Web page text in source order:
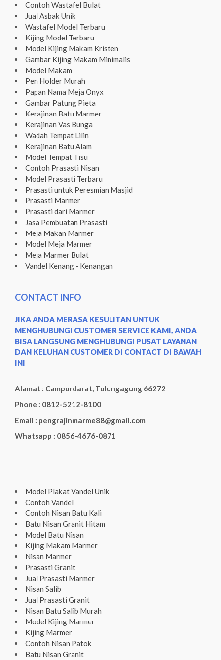
Contoh Wastafel Bulat
Jual Asbak Unik
Wastafel Model Terbaru
Kijing Model Terbaru
Model Kijing Makam Kristen
Gambar Kijing Makam Minimalis
Model Makam
Pen Holder Murah
Papan Nama Meja Onyx
Gambar Patung Pieta
Kerajinan Batu Marmer
Kerajinan Vas Bunga
Wadah Tempat Lilin
Kerajinan Batu Alam
Model Tempat Tisu
Contoh Prasasti Nisan
Model Prasasti Terbaru
Prasasti untuk Peresmian Masjid
Prasasti Marmer
Prasasti dari Marmer
Jasa Pembuatan Prasasti
Meja Makan Marmer
Model Meja Marmer
Meja Marmer Bulat
Vandel Kenang - Kenangan
CONTACT INFO
JIKA ANDA MERASA KESULITAN UNTUK
MENGHUBUNGI CUSTOMER SERVICE KAMI, ANDA
BISA LANGSUNG MENGHUBUNGI PUSAT LAYANAN
DAN KELUHAN CUSTOMER DI CONTACT DI BAWAH
INI
Alamat : Campurdarat, Tulungagung 66272
Phone : 0812-5212-8100
Email : pengrajinmarme88@gmail.com
Whatsapp : 0856-4676-0871
Model Plakat Vandel Unik
Contoh Vandel
Contoh Nisan Batu Kali
Batu Nisan Granit Hitam
Model Batu Nisan
Kijing Makam Marmer
Nisan Marmer
Prasasti Granit
Jual Prasasti Marmer
Nisan Salib
Jual Prasasti Granit
Nisan Batu Salib Murah
Model Kijing Marmer
Kijing Marmer
Contoh Nisan Patok
Batu Nisan Granit